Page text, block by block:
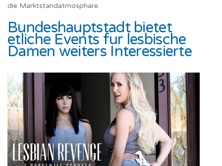
die Marktstandatmosphare.
Bundeshauptstadt bietet
etliche Events fur lesbische
Damen weiters Interessierte